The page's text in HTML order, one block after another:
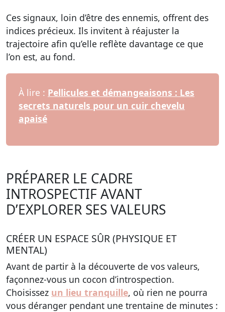
Ces signaux, loin d’être des ennemis, offrent des
indices précieux. Ils invitent à réajuster la
trajectoire afin qu’elle reflète davantage ce que
l’on est, au fond.
À lire : Pellicules et démangeaisons : Les
secrets naturels pour un cuir chevelu
apaisé
PRÉPARER LE CADRE
INTROSPECTIF AVANT
D’EXPLORER SES VALEURS
CRÉER UN ESPACE SÛR (PHYSIQUE ET
MENTAL)
Avant de partir à la découverte de vos valeurs,
façonnez-vous un cocon d’introspection.
Choisissez un lieu tranquille, où rien ne pourra
vous déranger pendant une trentaine de minutes :